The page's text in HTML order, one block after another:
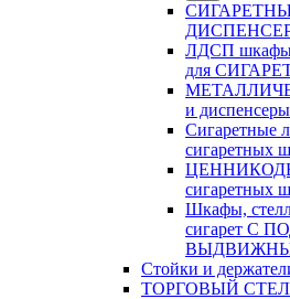
ЛДСП шкафы,
для
и
Сигаретные
сигаретных
сигаретных
Шкафы,
сигарет С
Стойки и
ТОРГОВЫЙ